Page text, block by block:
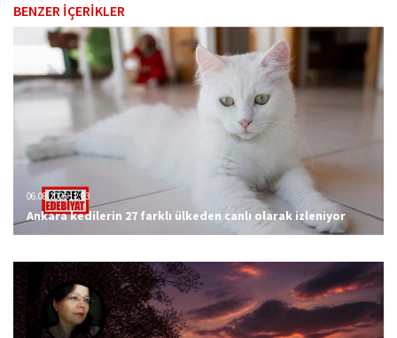
BENZER İÇERİKLER
06.08.2026 12:23
Ankara kedilerin 27 farklı ülkeden canlı olarak izleniyor